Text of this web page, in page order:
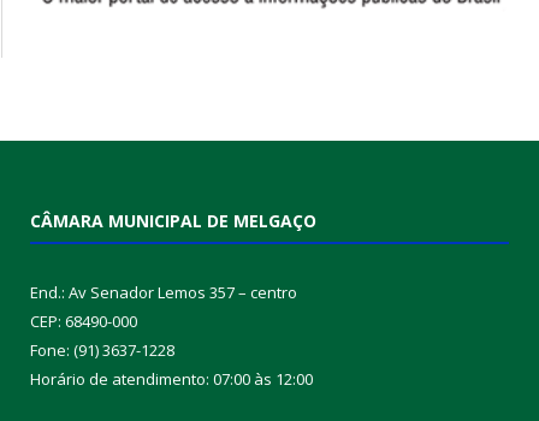
CÂMARA MUNICIPAL DE MELGAÇO
End.: Av Senador Lemos 357 – centro
CEP: 68490-000
Fone: (91) 3637-1228
Horário de atendimento: 07:00 às 12:00